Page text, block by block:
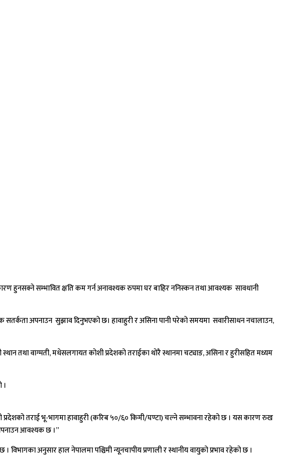
हुनसक्ने सम्भावित क्षति कम गर्न अनावश्यक रुपमा घर बाहिर ननिस्कन तथा आवश्यक सावधानी
सतर्कता अपनाउन सुझाव दिनुभएको छ। हावाहुरी र असिना पानी परेको समयमा सवारीसाधन नचालाउन,
तथा वाग्मती, मधेसलगायत कोशी प्रदेशको तराईका थोरै स्थानमा चट्याङ, असिना र हुरीसहित मध्यम
तराई भू-भागमा हावाहुरी (करिब ५०/६० किमी/घण्टा) चल्ने सम्भावना रहेको छ । यस कारण रुख
आवश्यक छ ।”
अनुसार हाल नेपालमा पश्चिमी न्यूनचापीय प्रणाली र स्थानीय वायुको प्रभाव रहेको छ ।